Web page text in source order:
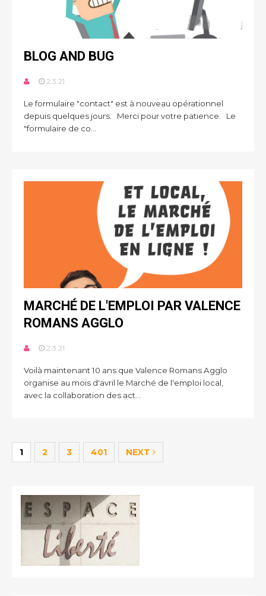
BLOG AND BUG
2.3.21
Le formulaire "contact" est à nouveau opérationnel
depuis quelques jours. Merci pour votre patience. Le
"formulaire de co...
MARCHÉ DE L'EMPLOI PAR VALENCE
ROMANS AGGLO
2.3.21
Voilà maintenant 10 ans que Valence Romans Agglo
organise au mois d'avril le Marché de l'emploi local,
avec la collaboration des act...
1 2 3 401 NEXT